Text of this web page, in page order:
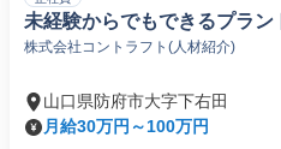
未経験からでもできるプラ
株式会社コントラフト(人材紹介)
山口県防府市大字下右田
月給30万円～100万円